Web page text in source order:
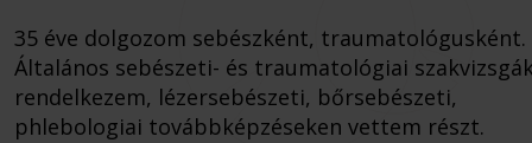
35 éve dolgozom sebészként, traumatológusként.
Általános sebészeti- és traumatológiai
rendelkezem, lézersebészeti, bőrsebészeti,
phlebologiai továbbképzéseken vettem részt.